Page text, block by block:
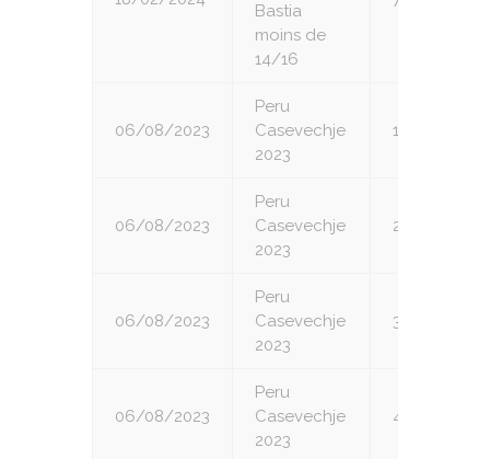
Bastia
moins de
14/16
06/08/2023
Peru
Casevechje
2023
1
06/08/2023
Peru
Casevechje
2023
2
06/08/2023
Peru
Casevechje
2023
3
06/08/2023
Peru
Casevechje
2023
4